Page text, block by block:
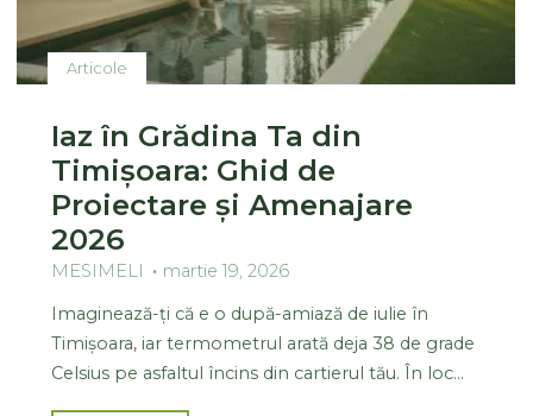
Articole
Iaz în Grădina Ta din
Timișoara: Ghid de
Proiectare și Amenajare
2026
MESIMELI
martie 19, 2026
Imaginează-ți că e o după-amiază de iulie în
Timișoara, iar termometrul arată deja 38 de grade
Celsius pe asfaltul încins din cartierul tău. În loc…